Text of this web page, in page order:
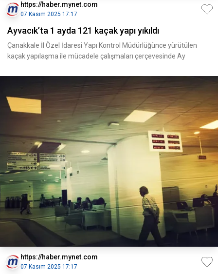
https://haber.mynet.com
07 Kasım 2025 17:17
Ayvacık’ta 1 ayda 121 kaçak yapı yıkıldı
Çanakkale İl Özel İdaresi Yapı Kontrol Müdürlüğünce yürütülen
kaçak yapılaşma ile mücadele çalışmaları çerçevesinde Ay
https://haber.mynet.com
07 Kasım 2025 17:17